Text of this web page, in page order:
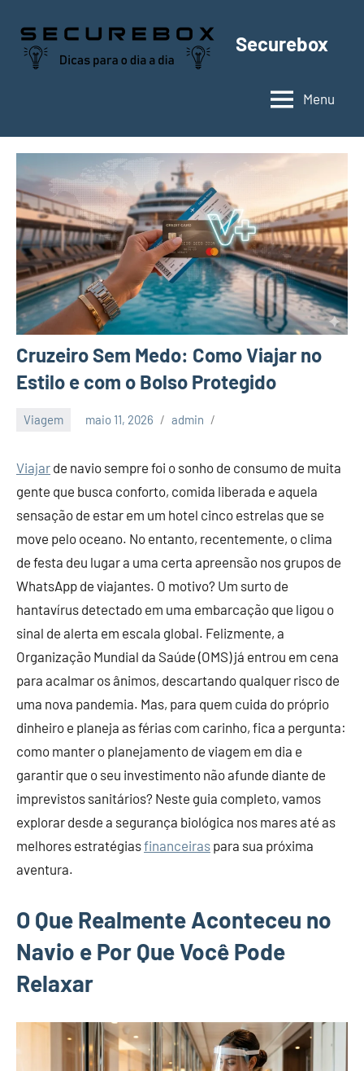
para
Securebox
Menu
Cruzeiro Sem Medo: Como Viajar no
Estilo e com o Bolso Protegido
Viagem maio 11, 2026 admin
Viajar de navio sempre foi o sonho de consumo de muita
gente que busca conforto, comida liberada e aquela
sensação de estar em um hotel cinco estrelas que se
move pelo oceano. No entanto, recentemente, o clima
de festa deu lugar a uma certa apreensão nos grupos de
WhatsApp de viajantes. O motivo? Um surto de
hantavírus detectado em uma embarcação que ligou o
sinal de alerta em escala global. Felizmente, a
Organização Mundial da Saúde (OMS) já entrou em cena
para acalmar os ânimos, descartando qualquer risco de
uma nova pandemia. Mas, para quem cuida do próprio
dinheiro e planeja as férias com carinho, fica a pergunta:
como manter o planejamento de viagem em dia e
garantir que o seu investimento não afunde diante de
imprevistos sanitários? Neste guia completo, vamos
explorar desde a segurança biológica nos mares até as
melhores estratégiasfinanceiras para sua próxima
aventura.
O Que Realmente Aconteceu no
Navio e Por Que Você Pode
Relaxar